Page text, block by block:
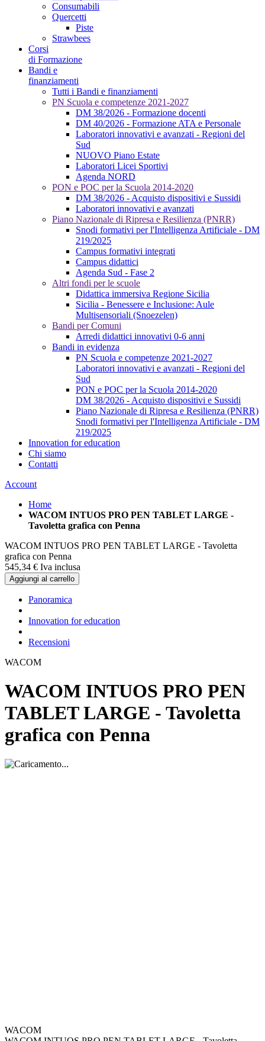
Consumabili
Quercetti
Piste
Strawbees
Corsi
di Formazione
Bandi e
finanziamenti
Tutti i Bandi e finanziamenti
PN Scuola e competenze 2021-2027
DM 38/2026 - Formazione docenti
DM 40/2026 - Formazione ATA e Personale
Laboratori innovativi e avanzati - Regioni del
Sud
NUOVO Piano Estate
Laboratori Licei Sportivi
Agenda NORD
PON e POC per la Scuola 2014-2020
DM 38/2026 - Acquisto dispositivi e Sussidi
Laboratori innovativi e avanzati
Piano Nazionale di Ripresa e Resilienza (PNRR)
Snodi formativi per l'Intelligenza Artificiale - DM
219/2025
Campus formativi integrati
Campus didattici
Agenda Sud - Fase 2
Altri fondi per le scuole
Didattica immersiva Regione Sicilia
Sicilia - Benessere e Inclusione: Aule
Multisensoriali (Snoezelen)
Bandi per Comuni
Arredi didattici innovativi 0-6 anni
Bandi in evidenza
PN Scuola e competenze 2021-2027
Laboratori innovativi e avanzati - Regioni del
Sud
PON e POC per la Scuola 2014-2020
DM 38/2026 - Acquisto dispositivi e Sussidi
Piano Nazionale di Ripresa e Resilienza (PNRR)
Snodi formativi per l'Intelligenza Artificiale - DM
219/2025
Innovation for education
Chi siamo
Contatti
Account
Home
WACOM INTUOS PRO PEN TABLET LARGE -
Tavoletta grafica con Penna
WACOM INTUOS PRO PEN TABLET LARGE - Tavoletta
grafica con Penna
545,34 € Iva inclusa
Aggiungi al carrello
Panoramica
Innovation for education
Recensioni
WACOM
WACOM INTUOS PRO PEN
TABLET LARGE - Tavoletta
grafica con Penna
WACOM